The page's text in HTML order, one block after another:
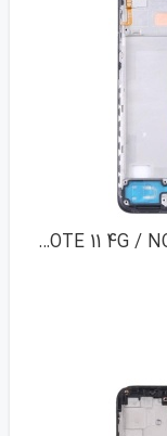
فریم زیر ال سی دی XIAOMI REDMI NOTE 11 4G / NOTE 11S / NOTE 12S